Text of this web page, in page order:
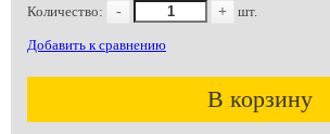
Количество: - + шт.
Добавить к сравнению
В корзину